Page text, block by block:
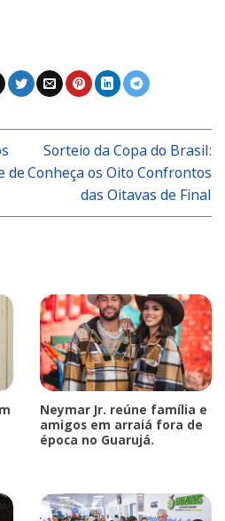
de
Sorteio da Copa do Brasil:
Conheça os Oito Confrontos
das Oitavas de Final
Neymar Jr. reúne família e
amigos em arraiá fora de
época no Guarujá.